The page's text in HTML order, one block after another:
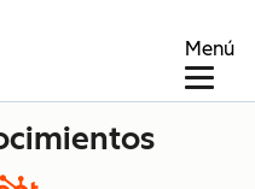
Menú